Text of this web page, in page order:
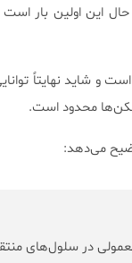
این اولین بار است
شاید نهایتاً
محدود است.